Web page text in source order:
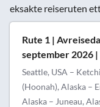
eksakte reiseruten
Rute 1 |
september 2026
Seattle, USA –
(Hoonah), Alaska –
Alaska – Juneau,